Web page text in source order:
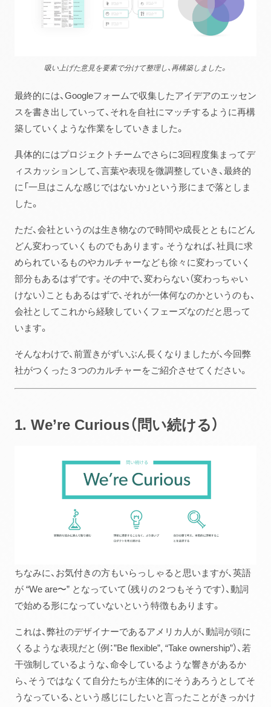
吸い上げた意見を要素で分けて整理し、再構築しました。
最終的には、Googleフォームで収集したアイデアのエッセン
スを書き出していって、それを自社にマッチするように再構
築していくような作業をしていきました。
具体的にはプロジェクトチームでさらに3回程度集まってデ
ィスカッションして、言葉や表現を微調整していき、最終的
に「一旦はこんな感じではないか」という形にまで落としま
した。
ただ、会社というのは生き物なので時間や成長とともにどん
どん変わっていくものでもあります。そうなれば、社員に求
められているものやカルチャーなども徐々に変わっていく
部分もあるはずです。その中で、変わらない（変わっちゃい
けない）こともあるはずで、それが一体何なのかというのも、
会社としてこれから経験していくフェーズなのだと思って
います。
そんなわけで、前置きがずいぶん長くなりましたが、今回弊
社がつくった３つのカルチャーをご紹介させてください。
1. We’re Curious（問い続ける）
ちなみに、お気付きの方もいらっしゃると思いますが、英語
が “We are〜” となっていて（残りの２つもそうです）、動詞
で始める形になっていないという特徴もあります。
これは、弊社のデザイナーであるアメリカ人が、動詞が頭に
くるような表現だと（例：”Be flexible”, “Take ownership”）、若
干強制しているような、命令しているような響きがあるか
ら、そうではなくて自分たちが主体的にそうあろうとしてそ
うなっている、という感じにしたいと言ったことがきっかけ